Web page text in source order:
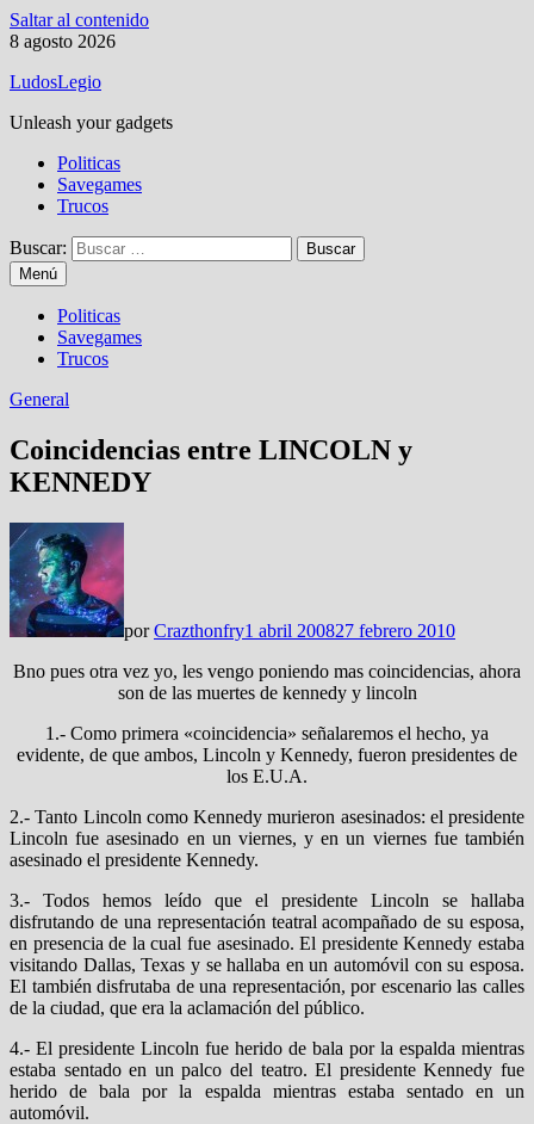
Saltar al contenido
8 agosto 2026
LudosLegio
Unleash your gadgets
Politicas
Savegames
Trucos
Buscar:
Menú
Politicas
Savegames
Trucos
General
Coincidencias entre LINCOLN y
KENNEDY
porCrazthonfry1 abril 200827 febrero 2010
Bno pues otra vez yo, les vengo poniendo mas coincidencias, ahora
son de las muertes de kennedy y lincoln
1.- Como primera «coincidencia» señalaremos el hecho, ya
evidente, de que ambos, Lincoln y Kennedy, fueron presidentes de
los E.U.A.
2.- Tanto Lincoln como Kennedy murieron asesinados: el presidente
Lincoln fue asesinado en un viernes, y en un viernes fue también
asesinado el presidente Kennedy.
3.- Todos hemos leído que el presidente Lincoln se hallaba
disfrutando de una representación teatral acompañado de su esposa,
en presencia de la cual fue asesinado. El presidente Kennedy estaba
visitando Dallas, Texas y se hallaba en un automóvil con su esposa.
El también disfrutaba de una representación, por escenario las calles
de la ciudad, que era la aclamación del público.
4.- El presidente Lincoln fue herido de bala por la espalda mientras
estaba sentado en un palco del teatro. El presidente Kennedy fue
herido de bala por la espalda mientras estaba sentado en un
automóvil.